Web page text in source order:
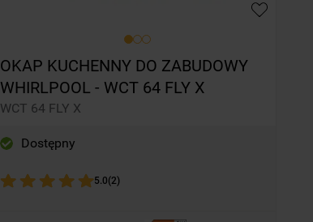
OKAP KUCHENNY DO ZABUDOWY
WHIRLPOOL - WCT 64 FLY X
WCT 64 FLY X
Dostępny
5.0(2)